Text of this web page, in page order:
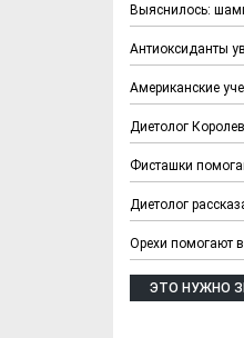
Выяснилось:
Антиоксиданты
Американские
Диетолог
Фисташки
Диетолог
Орехи помогают
ЭТО НУЖНО
Х.
для
из